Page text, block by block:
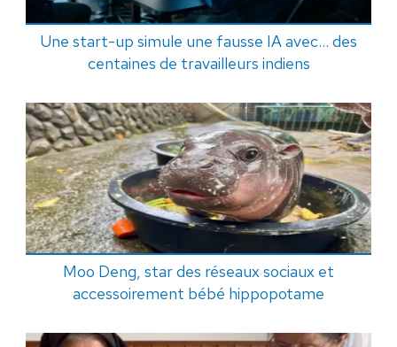
Une start-up simule une fausse IA avec... des
centaines de travailleurs indiens
Moo Deng, star des réseaux sociaux et
accessoirement bébé hippopotame